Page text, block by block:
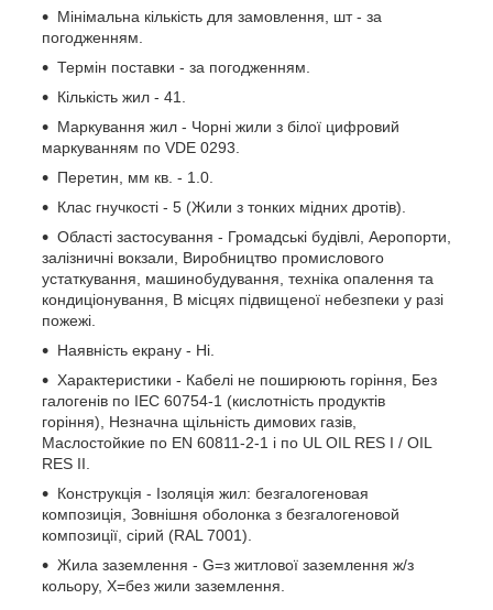
Мінімальна кількість для замовлення, шт - за
погодженням.
Термін поставки - за погодженням.
Кількість жил - 41.
Маркування жил - Чорні жили з білої цифровий
маркуванням по VDE 0293.
Перетин, мм кв. - 1.0.
Клас гнучкості - 5 (Жили з тонких мідних дротів).
Області застосування - Громадські будівлі, Аеропорти,
залізничні вокзали, Виробництво промислового
устаткування, машинобудування, техніка опалення та
кондиціонування, В місцях підвищеної небезпеки у разі
пожежі.
Наявність екрану - Ні.
Характеристики - Кабелі не поширюють горіння, Без
галогенів по IEC 60754-1 (кислотність продуктів
горіння), Незначна щільність димових газів,
Маслостойкие по EN 60811-2-1 і по UL OIL RES I / OIL
RES II.
Конструкція - Ізоляція жил: безгалогеновая
композиція, Зовнішня оболонка з безгалогеновой
композиції, сірий (RAL 7001).
Жила заземлення - G=з житлової заземлення ж/з
кольору, Х=без жили заземлення.